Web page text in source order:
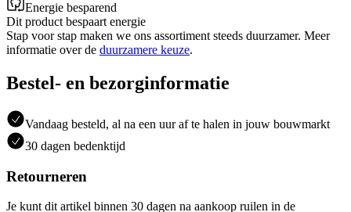
Energie besparend
Dit product bespaart energie
Stap voor stap maken we ons assortiment steeds duurzamer. Meer
informatie over de duurzamere keuze.
Bestel- en bezorginformatie
Vandaag besteld, al na een uur af te halen in jouw bouwmarkt
30 dagen bedenktijd
Retourneren
Je kunt dit artikel binnen 30 dagen na aankoop ruilen in de